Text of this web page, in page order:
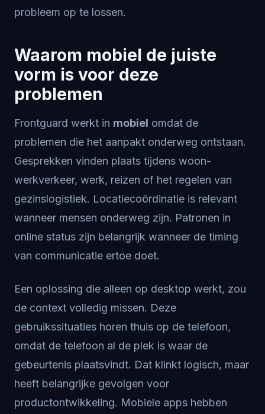
probleem op te lossen.
Waarom mobiel de juiste
vorm is voor deze
problemen
Frontguard werkt in mobiel omdat de
problemen die het aanpakt onderweg ontstaan.
Gesprekken vinden plaats tijdens woon-
werkverkeer, werk, reizen of het regelen van
gezinslogistiek. Locatiecoördinatie is relevant
wanneer mensen onderweg zijn. Patronen in
online status zijn belangrijk wanneer de timing
van communicatie ertoe doet.
Een oplossing die alleen op desktop werkt, zou
de context volledig missen. Deze
gebruikssituaties horen thuis op de telefoon,
omdat de telefoon al de plek is waar de
gebeurtenis plaatsvindt. Dat klinkt logisch, maar
heeft belangrijke gevolgen voor
productontwikkeling. Mobiele apps hebben